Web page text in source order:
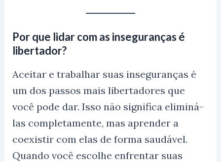
Por que lidar com as inseguranças é
libertador?
Aceitar e trabalhar suas inseguranças é
um dos passos mais libertadores que
você pode dar. Isso não significa eliminá-
las completamente, mas aprender a
coexistir com elas de forma saudável.
Quando você escolhe enfrentar suas